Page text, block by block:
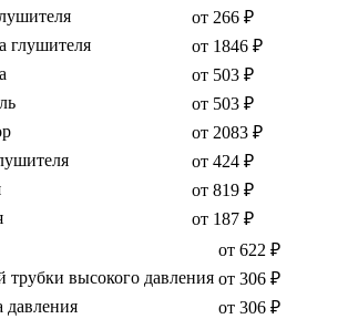
от 266 ₽
глушителя
от 1846 ₽
от 503 ₽
от 503 ₽
от 2083 ₽
от 424 ₽
от 819 ₽
от 187 ₽
от 622 ₽
трубки высокого давления от 306 ₽
давления
от 306 ₽